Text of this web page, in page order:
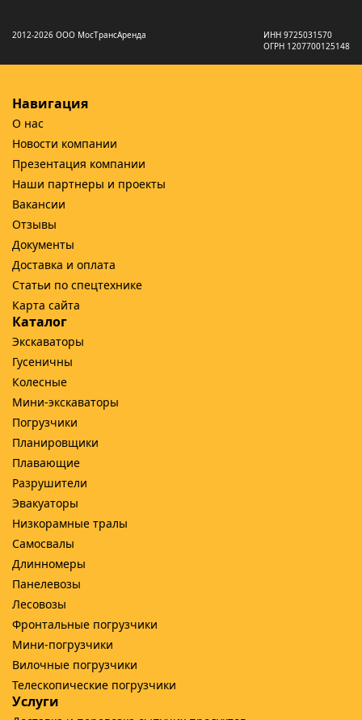
2012-2026 ООО МосТрансАренда
ИНН 9725031570
ОГРН 1207700125148
Навигация
О нас
Новости компании
Презентация компании
Наши партнеры и проекты
Вакансии
Отзывы
Документы
Доставка и оплата
Статьи по спецтехнике
Карта сайта
Каталог
Экскаваторы
Гусеничны
Колесные
Мини-экскаваторы
Погрузчики
Планировщики
Плавающие
Разрушители
Эвакуаторы
Низкорамные тралы
Самосвалы
Длинномеры
Панелевозы
Лесовозы
Фронтальные погрузчики
Мини-погрузчики
Вилочные погрузчики
Телескопические погрузчики
Услуги